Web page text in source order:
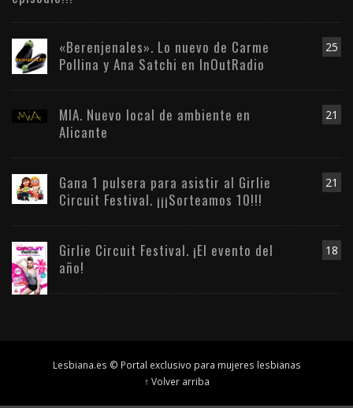
25
«Berenjenales». Lo nuevo de Carme
Pollina y Ana Satchi en InOutRadio
21
MIA. Nuevo local de ambiente en
Alicante
21
Gana 1 pulsera para asistir al Girlie
Circuit Festival. ¡¡¡Sorteamos 10!!!
18
Girlie Circuit Festival. ¡El evento del
año!
Lesbiana.es © Portal exclusivo para mujeres lesbianas
↑ Volver arriba